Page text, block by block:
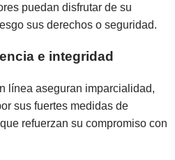
puedan disfrutar de su
sus derechos o seguridad.
e integridad
línea aseguran imparcialidad,
sus fuertes medidas de
refuerzan su compromiso con